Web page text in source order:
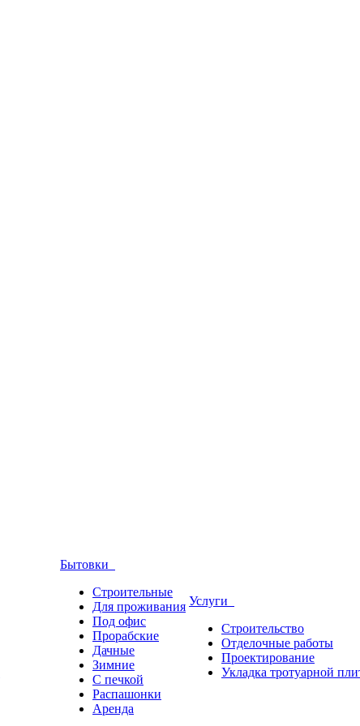
Бытовки
Строительные
Для проживания
Под офис
Прорабские
Дачные
Зимние
С печкой
Распашонки
Аренда
Услуги
Строительство
Отделочные работы
Проектирование
Укладка тротуарной